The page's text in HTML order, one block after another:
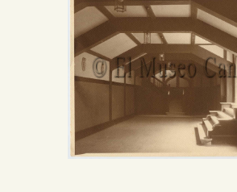
PREPARAR LA VISITA
ACTIVIDADES
EL MUSEO